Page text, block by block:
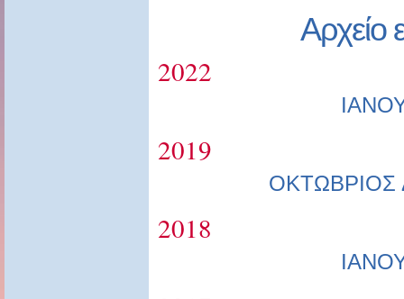
Αρχείο
2022
2019
ΟΚΤΩΒΡΙΟΣ
2018